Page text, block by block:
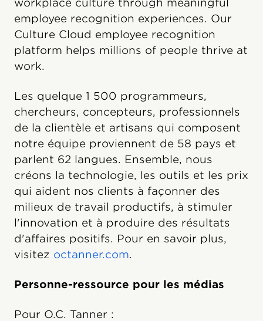
workplace culture through meaningful
employee recognition experiences. Our
Culture Cloud employee recognition
platform helps millions of people thrive at
work.
Les quelque 1 500 programmeurs,
chercheurs, concepteurs, professionnels
de la clientèle et artisans qui composent
notre équipe proviennent de 58 pays et
parlent 62 langues. Ensemble, nous
créons la technologie, les outils et les prix
qui aident nos clients à façonner des
milieux de travail productifs, à stimuler
l'innovation et à produire des résultats
d'affaires positifs. Pour en savoir plus,
visitez octanner.com.
Personne-ressource pour les médias
Pour O.C. Tanner :